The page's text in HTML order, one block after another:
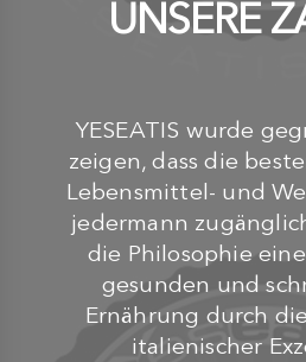
UNSERE
YESEATIS wurde
zeigen, dass die
Lebensmittel- und
jedermann
die Philosophie
gesunden und
Ernährung durch
italienischer